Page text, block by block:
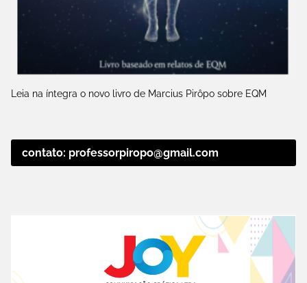
Leia na íntegra o novo livro de Marcius Pirôpo sobre EQM
contato: professorpiropo@gmail.com